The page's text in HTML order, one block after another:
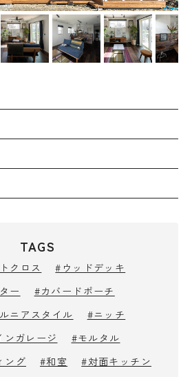
TAGS
クロス
#ウッドデッキ
ー
#カバードポーチ
ニアスタイル
#ニッチ
ンガレージ
#モルタル
ング
#和室
#対面キッチン